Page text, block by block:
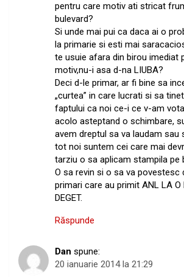
pentru care motiv ati stricat
bulevard?
Si unde mai pui ca daca ai o
la primarie si esti mai
te usuie afara din birou imediat
motiv,nu-i asa d-na LIUBA?
Deci d-le primar, ar fi bine sa
„curtea” in care lucrati si sa
faptului ca noi ce-i ce v-am
acolo asteptand o schimbare,
avem dreptul sa va laudam sau
tot noi suntem cei care mai
tarziu o sa aplicam stampila pe
O sa revin si o sa va povestesc
primari care au primit ANL LA O
DEGET.
Răspunde
Dan spune:
20 ianuarie 2014 la 21:29